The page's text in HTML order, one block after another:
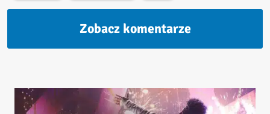
Zobacz komentarze